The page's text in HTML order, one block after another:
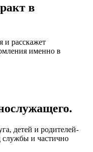
в
и расскажет
именно в
детей и родителей-
службы и частично